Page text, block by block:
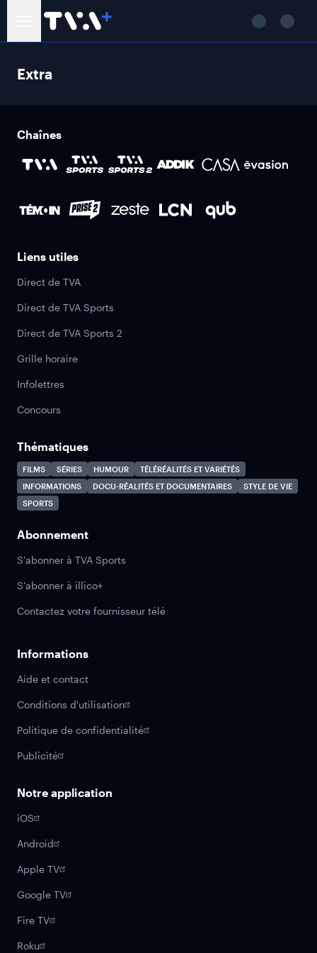
Extra
Chaînes
Liens utiles
Direct de TVA
Direct de TVA Sports
Direct de TVA Sports 2
Grille horaire
Infolettres
Concours
Thématiques
FILMS SÉRIES HUMOUR
TÉLÉRÉALITÉS ET VARIÉTÉS
INFORMATIONS
DOCU-RÉALITÉS ET DOCUMENTAIRES
STYLE DE VIE
SPORTS
Abonnement
S'abonner à TVA Sports
S'abonner à illico+
Contactez votre fournisseur télé
Informations
Aide et contact
Conditions d'utilisation
Politique de confidentialité
Publicité
Notre application
iOS
Android
Apple TV
Google TV
Fire TV
Roku